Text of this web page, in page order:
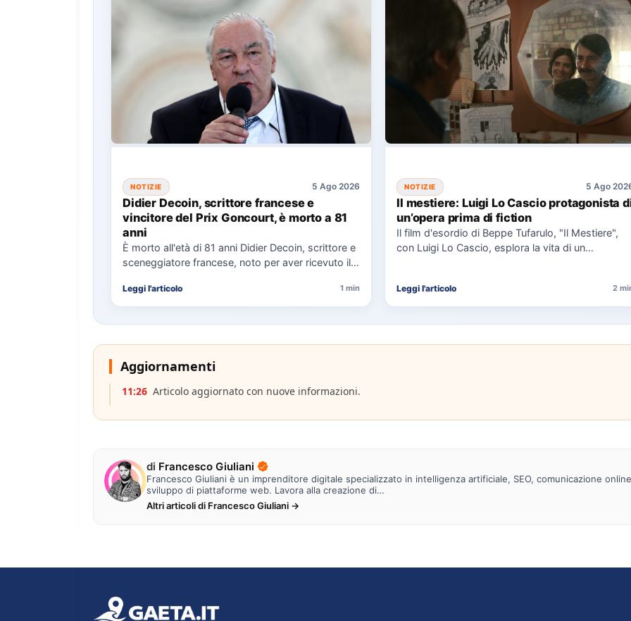
NOTIZIE 5 Ago 2026
Didier Decoin, scrittore francese e
vincitore del Prix Goncourt, è morto a 81
anni
È morto all'età di 81 anni Didier Decoin, scrittore e
sceneggiatore francese, noto per aver ricevuto il
Leggi l'articolo 1 min
NOTIZIE 5 Ago
Il mestiere: Luigi Lo Cascio protagonista
un’opera prima di fiction
Il film d'esordio di Beppe Tufarulo, "Il Mestiere",
con Luigi Lo Cascio, esplora la vita di un
Leggi l'articolo 2
Aggiornamenti
11:26 Articolo aggiornato con nuove informazioni.
di Francesco Giuliani
Francesco Giuliani è un imprenditore digitale specializzato in intelligenza artificiale, SEO, comunicazione
sviluppo di piattaforme web. Lavora alla creazione di…
Altri articoli di Francesco Giuliani →